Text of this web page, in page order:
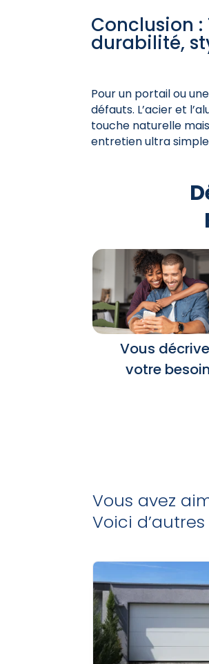
Conclusion
durabilité,
Pour un portail ou
défauts. L’acier et
touche naturelle
entretien ultra
Vous
votre besoin
Vous avez
Voici